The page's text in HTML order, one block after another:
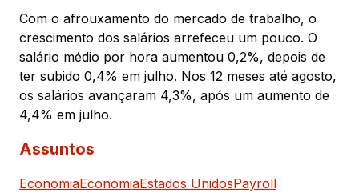
Com o afrouxamento do mercado de trabalho, o
crescimento dos salários arrefeceu um pouco. O
salário médio por hora aumentou 0,2%, depois de
ter subido 0,4% em julho. Nos 12 meses até agosto,
os salários avançaram 4,3%, após um aumento de
4,4% em julho.
Assuntos
EconomiaEconomiaEstados UnidosPayroll